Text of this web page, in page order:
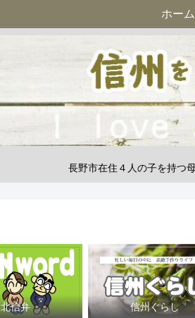
長野市在住４人の子を持つ
ホーム
北信弁 信州ぐらし